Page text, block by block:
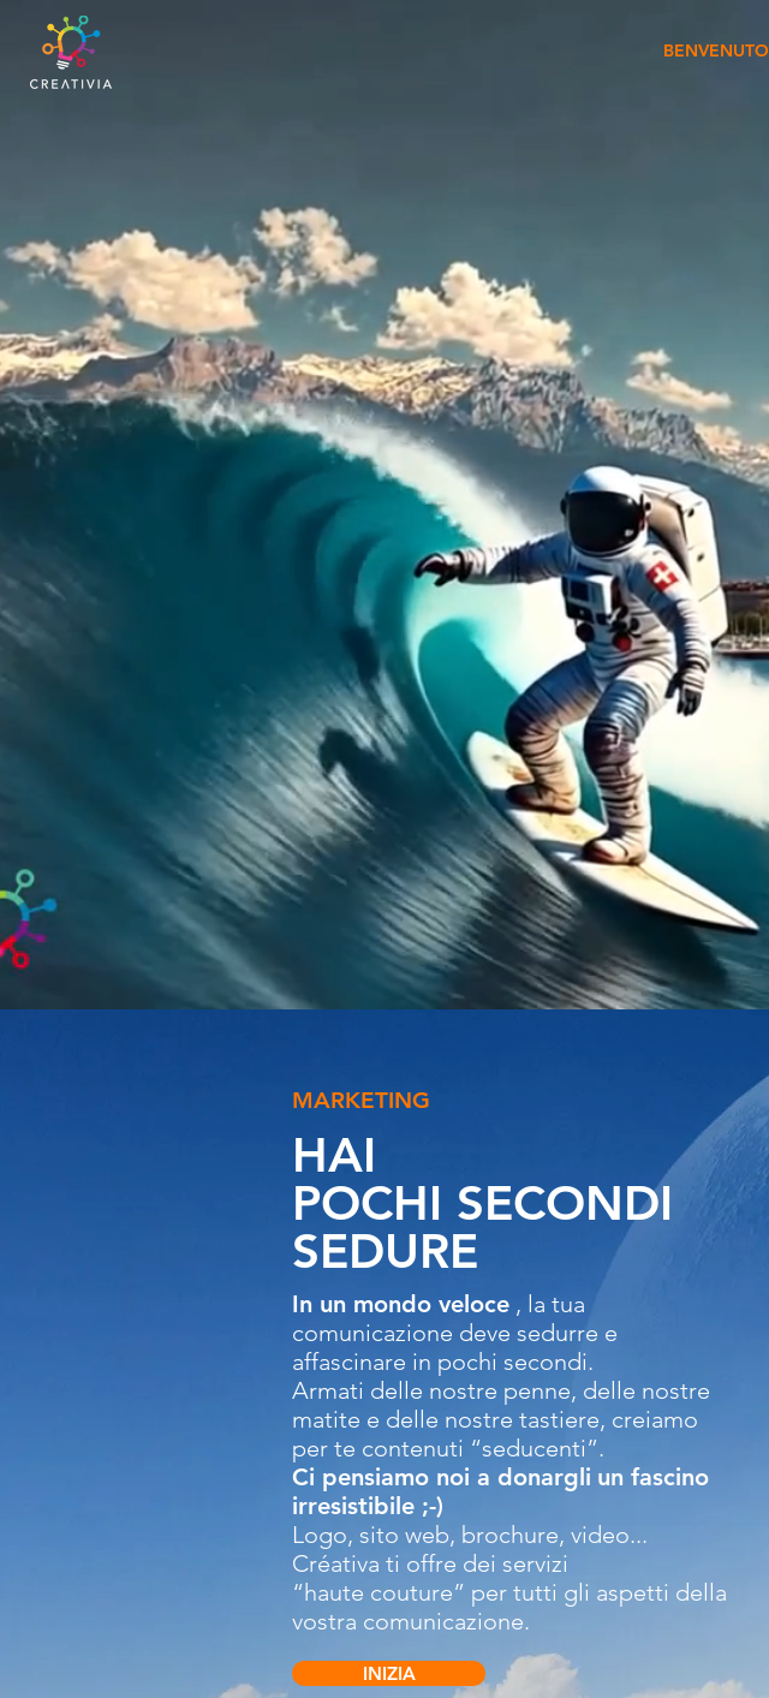
BENVENUTO
MARKETING
HAI
POCHI SECONDI
SEDURE
In un mondo veloce , la tua
comunicazione deve sedurre e
affascinare in pochi secondi.
Armati delle nostre penne, delle nostre
matite e delle nostre tastiere, creiamo
per te contenuti “seducenti”.
Ci pensiamo noi a donargli un fascino
irresistibile ;-)
Logo, sito web, brochure, video...
Créativa ti offre dei servizi
“haute couture” per tutti gli aspetti della
vostra comunicazione.
INIZIA